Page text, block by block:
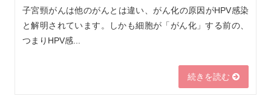
子宮頸がんは他のがんとは違い、がん化の原因がHPV感染
と解明されています。しかも細胞が「がん化」する前の、
つまりHPV感...
続きを読む